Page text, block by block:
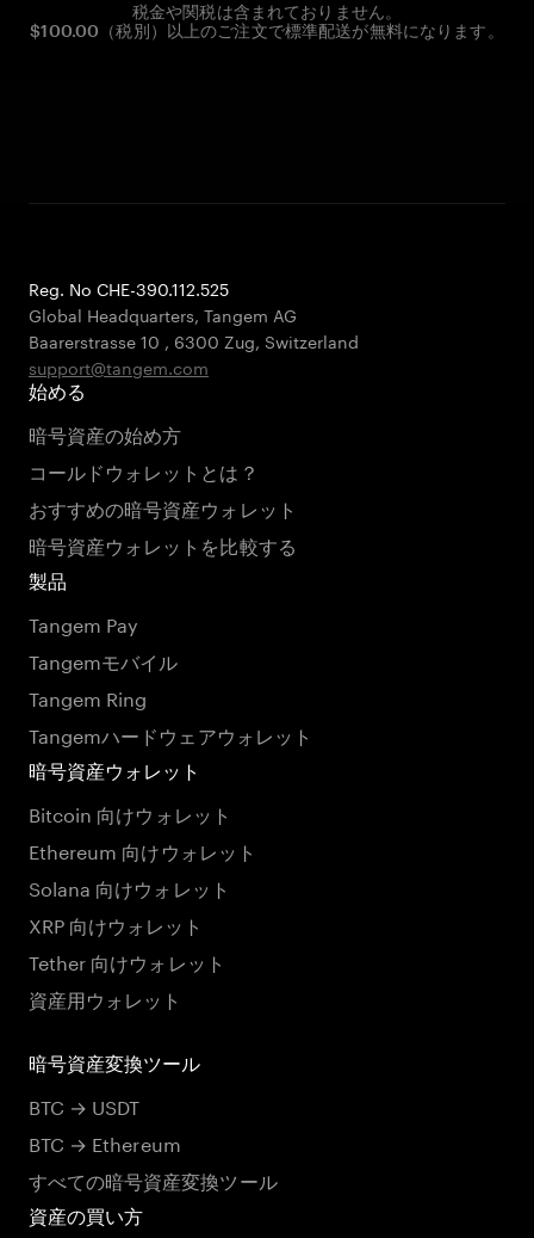
税金や関税は含まれておりません。
$100.00（税別）以上のご注文で標準配送が無料になります。
Reg. No CHE-390.112.525
Global Headquarters, Tangem AG
Baarerstrasse 10 , 6300 Zug, Switzerland
support@tangem.com
始める
暗号資産の始め方
コールドウォレットとは？
おすすめの暗号資産ウォレット
暗号資産ウォレットを比較する
製品
Tangem Pay
Tangemモバイル
Tangem Ring
Tangemハードウェアウォレット
暗号資産ウォレット
Bitcoin 向けウォレット
Ethereum 向けウォレット
Solana 向けウォレット
XRP 向けウォレット
Tether 向けウォレット
資産用ウォレット
暗号資産変換ツール
BTC → USDT
BTC → Ethereum
すべての暗号資産変換ツール
資産の買い方